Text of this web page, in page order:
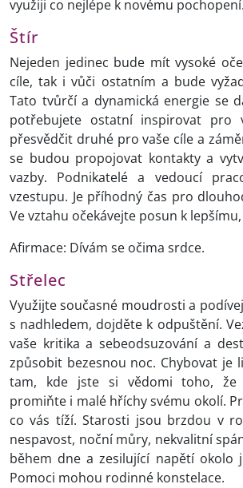
využiji co nejlépe k novému pochopení.
Štír
Nejeden jedinec bude mít vysoké
cíle, tak i vůči ostatním a bude
Tato tvůrčí a dynamická energie se
potřebujete ostatní inspirovat pro
přesvědčit druhé pro vaše cíle a
se budou propojovat kontakty a
vazby. Podnikatelé a vedoucí
vzestupu. Je příhodný čas pro
Ve vztahu očekávejte posun k
Afirmace: Dívám se očima srdce.
Střelec
Využijte současné moudrosti a
s nadhledem, dojděte k odpuštění.
vaše kritika a sebeodsuzování a
způsobit bezesnou noc. Chybovat je
tam, kde jste si vědomi toho, že
promiňte i malé hříchy svému okolí.
co vás tíží. Starosti jsou brzdou v
nespavost, noční můry, nekvalitní
během dne a zesilující napětí okolo
Pomoci mohou rodinné konstelace.